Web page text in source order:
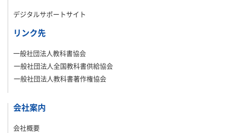
デジタルサポートサイト
リンク先
一般社団法人教科書協会
一般社団法人全国教科書供給協会
一般社団法人教科書著作権協会
会社案内
会社概要